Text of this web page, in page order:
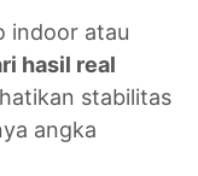
indoor atau
hasil real
stabilitas
angka